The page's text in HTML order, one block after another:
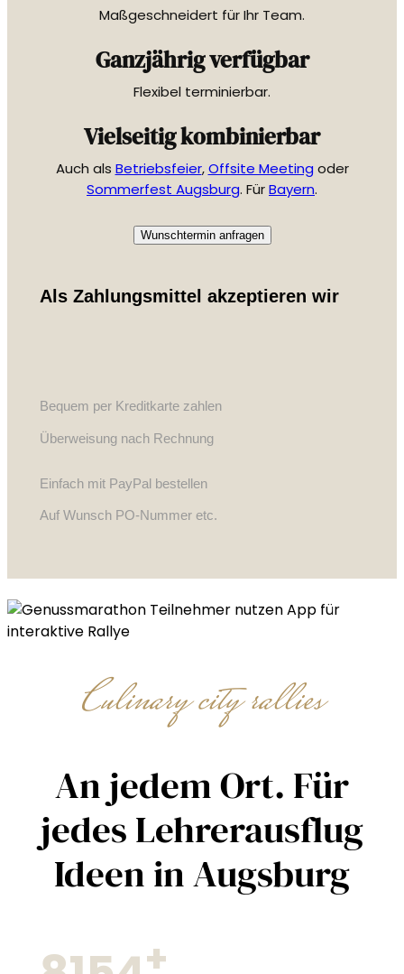
Maßgeschneidert für Ihr Team.
Ganzjährig verfügbar
Flexibel terminierbar.
Vielseitig kombinierbar
Auch als Betriebsfeier,Offsite Meeting oder
Sommerfest Augsburg. FürBayern.
Wunschtermin anfragen
Als Zahlungsmittel akzeptieren wir
Bequem per Kreditkarte zahlen
Überweisung nach Rechnung
Einfach mit PayPal bestellen
Auf Wunsch PO-Nummer etc.
Culinary city rallies
An jedem Ort. Für
jedes Lehrerausflug
Ideen in Augsburg
+